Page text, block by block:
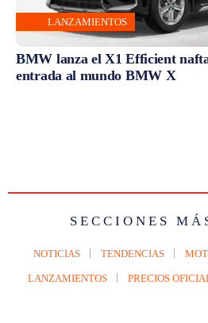
LANZAMIENTOS
BMW lanza el X1 Efficient
entrada al mundo BMW X
SECCIONES
NOTICIAS TENDENCIAS
LANZAMIENTOS PRECIOS